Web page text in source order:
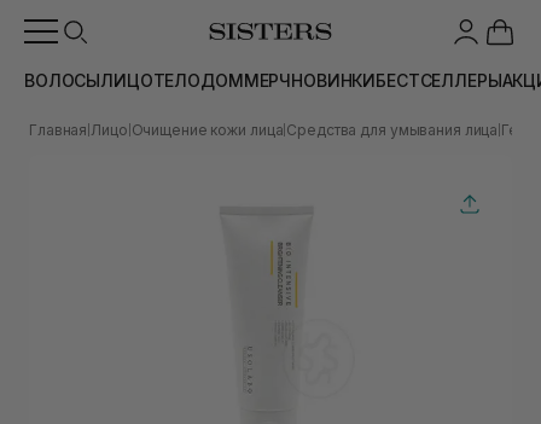
ВОЛОСЫЛИЦОТЕЛОДОММЕРЧНОВИНКИБЕСТСЕЛЛЕРЫ
Главная Лицо Очищение кожи лица Средства для умывания лица Гели